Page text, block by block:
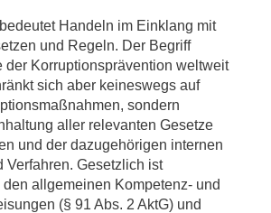
Handeln im Einklang mit
und Regeln. Der Begriff
der Korruptionsprävention weltweit
sich aber keineswegs auf
sondern
aller relevanten Gesetze
und der dazugehörigen internen
Verfahren. Gesetzlich ist
allgemeinen Kompetenz- und
(§ 91 Abs. 2 AktG) und